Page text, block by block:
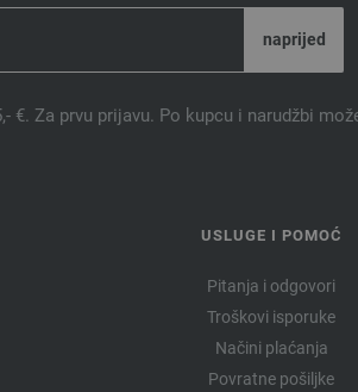
€. Za prvu prijavu. Po kupcu i narudžbi
USLUGE I POMOĆ
Pitanja i odgovori
Troškovi isporuke
Načini plaćanja
Povratne pošiljke